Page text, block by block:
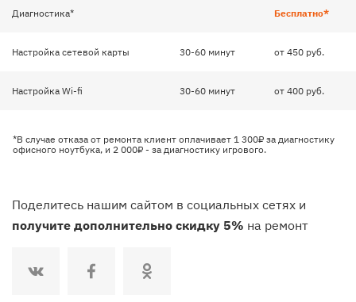
Диагностика* Бесплатно*
Настройка сетевой карты 30-60 минут от 450 руб.
Настройка Wi-fi 30-60 минут от 400 руб.
*В случае отказа от ремонта клиент оплачивает 1 300₽ за диагностику
офисного ноутбука, и 2 000₽ - за диагностику игрового.
Поделитесь нашим сайтом в социальных сетях и
получите дополнительно скидку 5% на ремонт